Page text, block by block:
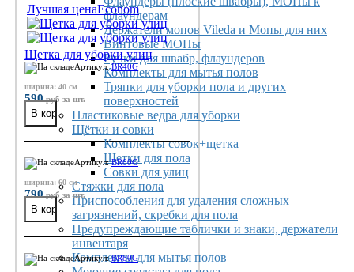
флаундерам
Держатели мопов Vileda и Мопы для них
Винтовые МОПы
Ручки для швабр, флаундеров
Комплекты для мытья полов
Тряпки для уборки пола и других
поверхностей
Пластиковые ведра для уборки
Щётки и совки
Комплекты совок+щетка
Щетки для пола
Совки для улиц
Стяжки для пола
Приспособления для удаления сложных
загрязнений, скребки для пола
Предупреждающие таблички и знаки, держатели
инвентаря
Комплекты для мытья полов
Лучшая ценаEconom
Щетка для уборки улиц
Артикул:BR40G
ширина: 40 см
590руб за шт.
Артикул:BR60G
ширина: 60 см
790руб за шт.
Артикул:BR80G